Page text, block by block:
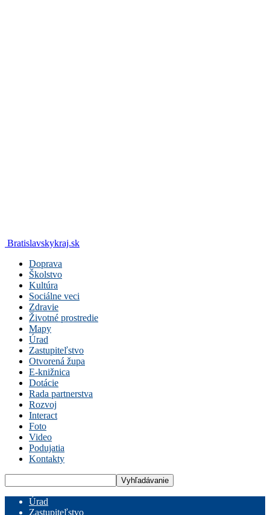
Bratislavskykraj.sk
Doprava
Školstvo
Kultúra
Sociálne veci
Zdravie
Životné prostredie
Mapy
Úrad
Zastupiteľstvo
Otvorená župa
E-knižnica
Dotácie
Rada partnerstva
Rozvoj
Interact
Foto
Video
Podujatia
Kontakty
Úrad
Zastupiteľstvo